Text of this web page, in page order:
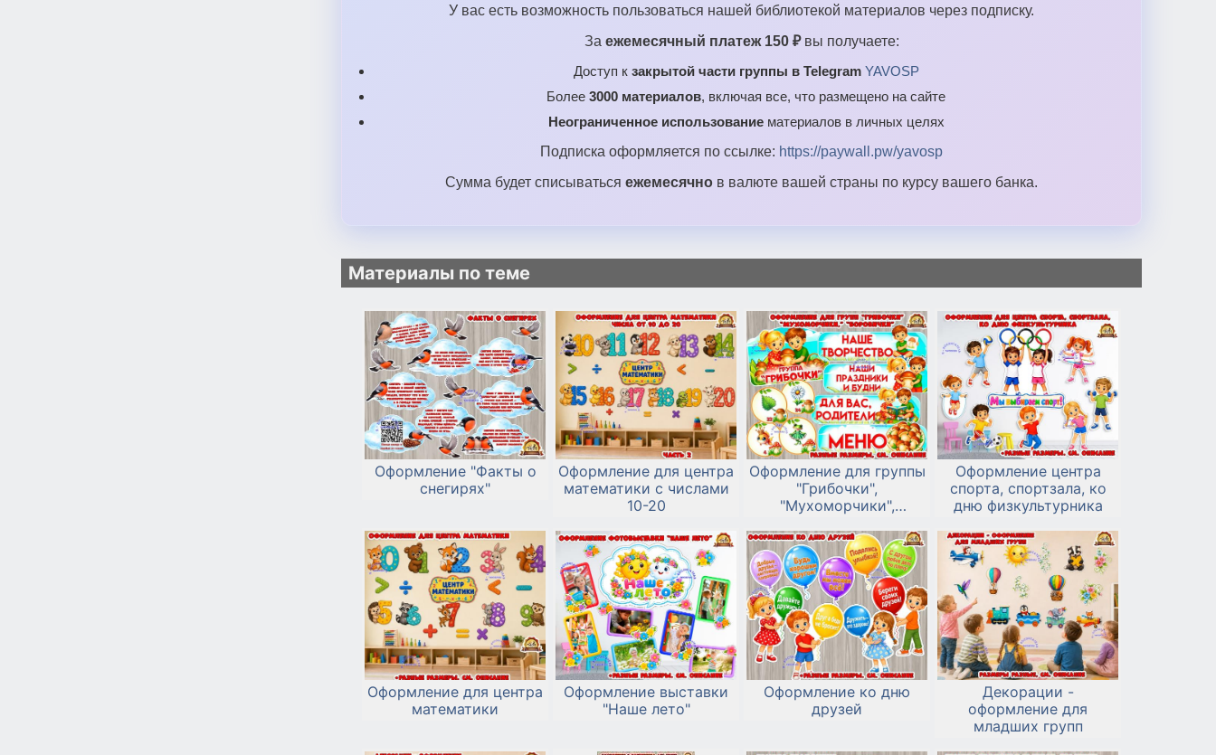
У вас есть возможность пользоваться нашей библиотекой материалов через подписку.
За ежемесячный платеж 150 ₽вы получаете:
Доступ к закрытой части группы в Telegram YAVOSP
Более 3000 материалов, включая все, что размещено на сайте
Неограниченное использованиематериалов в личных целях
Подписка оформляется по ссылке: https://paywall.pw/yavosp
Сумма будет списываться ежемесячно в валюте вашей страны по курсу вашего банка.
Материалы по теме
Оформление "Факты о
снегирях"
Оформление для центра
математики с числами
10-20
Оформление для группы
"Грибочки",
"Мухоморчики",
Оформление центра
спорта, спортзала, ко
дню физкультурника
Оформление для центра
математики
Оформление выставки
"Наше лето"
Оформление ко дню
друзей
Декорации -
оформление для
младших групп